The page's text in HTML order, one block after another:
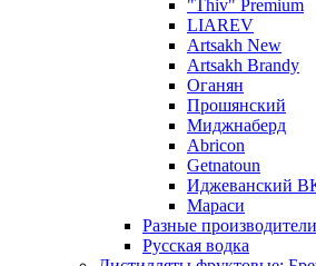
"Thiv" Premium
LIAREV
Artsakh New
Artsakh Brandy
Оганян
Прошянский
Миджнаберд
Abricon
Getnatoun
Иджеванский
Мараси
Разные производители
Русская водка